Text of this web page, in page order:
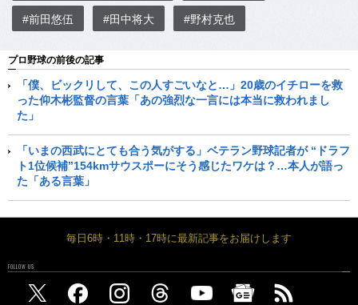
#前田悠伍 #田中将大 #野村克也
プロ野球の前後の記事
「僕、ビックリして、この人すごいなと…」20歳のイチローを救
った仰木彬監督の言葉「あの強烈な一言には本当に救われまし
た」
「いまの西武にとても合う気がする」ベテラン野球記者が “ドラフ
ト1位候補”154kmサウスポーにそう感じたワケは？…本人が語っ
た「ある言葉」
毎日6時・11時・17時に最新記事をお届けします
FOLLOW US